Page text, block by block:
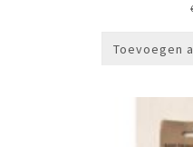
Toevoegen